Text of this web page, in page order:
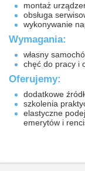
montaż
obsługa
wykonywanie
Wymagania:
własny
chęć do pracy i
Oferujemy:
dodatkowe
szkolenia
elastyczne
emerytów i